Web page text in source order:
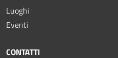
Luoghi
Eventi
CONTATTI